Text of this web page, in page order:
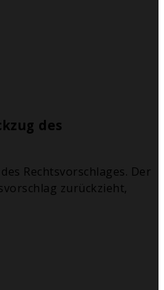
des
Rechtsvorschlages. Der
zurückzieht,